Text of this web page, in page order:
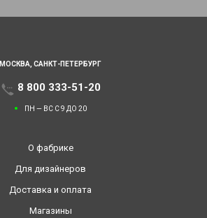
МОСКВА, САНКТ-ПЕТЕРБУРГ
8 800 333-51-20
ПН — ВС С 9 ДО 20
О фабрике
Для дизайнеров
Доставка и оплата
Магазины